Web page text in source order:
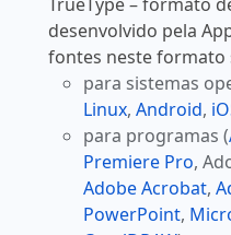
TrueType – formato
desenvolvido pela
fontes neste formato
para sistemas
Linux, Android,
para programas (
Premiere Pro,
Adobe Acrobat,
PowerPoint,